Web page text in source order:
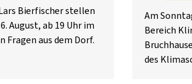
Bierfischer stellen
August, ab 19 Uhr im
Fragen aus dem Dorf.
Am
Bereich
des